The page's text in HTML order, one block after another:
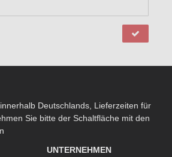
Deutschlands, Lieferzeiten für
Sie bitte der Schaltfläche mit den
UNTERNEHMEN